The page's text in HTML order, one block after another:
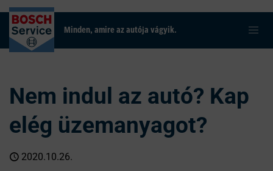
Minden, amire az autója vágyik.
Nem indul az autó? Kap
elég üzemanyagot?
2020.10.26.